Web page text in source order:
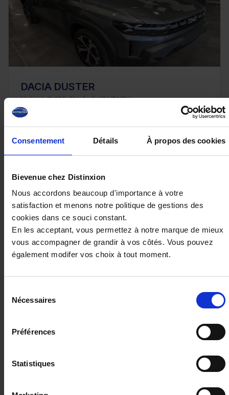
Consentement Détails À propos des cookies
Bievenue chez Distinxion
Nous accordons beaucoup d'importance à votre
satisfaction et menons notre politique de gestions des
cookies dans ce souci constant.
En les acceptant, vous permettez à notre marque de mieux
vous accompagner de grandir à vos côtés. Vous pouvez
également modifer vos choix à tout moment.
Nécessaires
Préférences
Statistiques
DACIA DUSTER
Hybrid-G 150 CH 4x4 JOURNEY
12 km - 2026 - Bicarburation essence / GPL -
Boîte auto
31 490€
ou à partir de516.55 €/mois
RENAULT AUSTRAL
PHASE 2